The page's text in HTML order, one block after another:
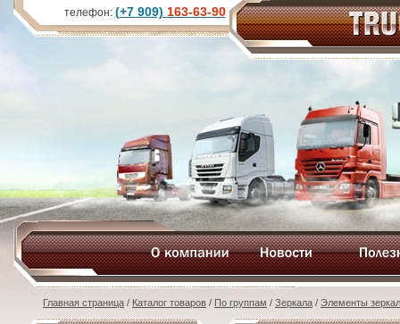
Главная страница / Каталог товаров / По группам / Зеркала / Элементы зеркал
телефон: (+7 909) 163-63-90